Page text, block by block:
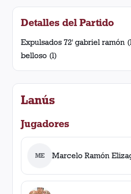
Detalles del Partido
Expulsados 72' gabriel ramón
belloso (l)
Lanús
Jugadores
ME Marcelo Ramón